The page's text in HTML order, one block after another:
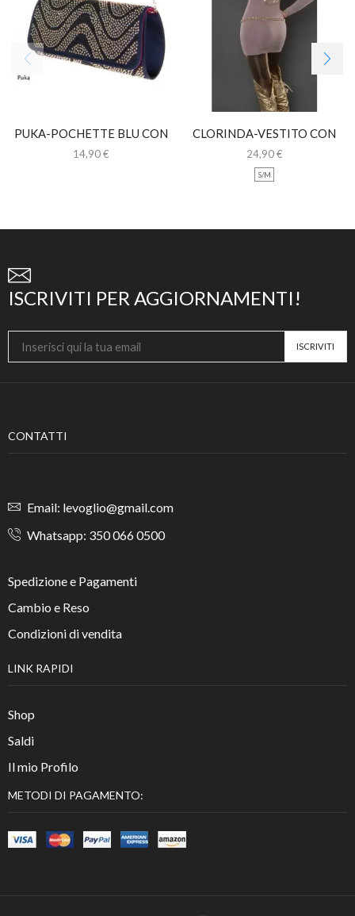
PUKA-POCHETTE BLU CON
STRASS
14,90€
CLORINDA-VESTITO CON
INSERTI ORO
24,90€
S/M
ISCRIVITI PER AGGIORNAMENTI!
CONTATTI
Email: levoglio@gmail.com
Whatsapp: 350 066 0500
Spedizione e Pagamenti
Cambio e Reso
Condizioni di vendita
LINK RAPIDI
Shop
Saldi
Il mio Profilo
METODI DI PAGAMENTO: